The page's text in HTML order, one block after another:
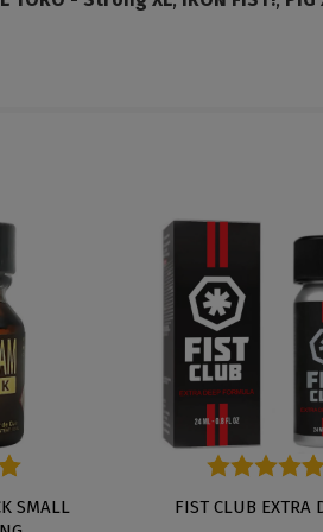
von 4.8 von 5 Sternen
DEEP Durchschnittliche
HOLY WATER